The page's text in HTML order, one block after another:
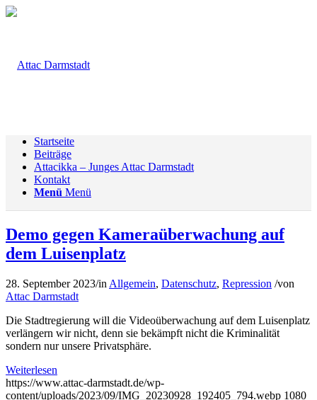
Startseite
Beiträge
Attacikka – Junges Attac Darmstadt
Kontakt
Menü Menü
Demo gegen Kameraüberwachung auf
dem Luisenplatz
28. September 2023/in Allgemein, Datenschutz, Repression /von
Attac Darmstadt
Die Stadtregierung will die Videoüberwachung auf dem Luisenplatz
verlängern wir nicht, denn sie bekämpft nicht die Kriminalität
sondern nur unsere Privatsphäre.
Weiterlesen
https://www.attac-darmstadt.de/wp-
content/uploads/2023/09/IMG_20230928_192405_794.webp 1080